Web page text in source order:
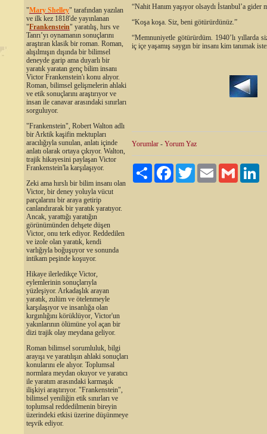
"Mary Shelley" tarafından yazılan
ve ilk kez 1818'de yayınlanan
"Frankenstein" yaratılış, hırs ve
Tanrı’yı oynamanın sonuçlarını
araştıran klasik bir roman. Roman,
alışılmışın dışında bir bilimsel
deneyde garip ama duyarlı bir
yaratık yaratan genç bilim insanı
Victor Frankenstein'ı konu alıyor.
Roman, bilimsel gelişmelerin ahlaki
ve etik sonuçlarını araştırıyor ve
insan ile canavar arasındaki sınırları
sorguluyor.
"Frankenstein", Robert Walton adlı
bir Arktik kaşifin mektupları
aracılığıyla sunulan, anlatı içinde
anlatı olarak ortaya çıkıyor. Walton,
trajik hikayesini paylaşan Victor
Frankenstein'la karşılaşıyor.
Zeki ama hırslı bir bilim insanı olan
Victor, bir deney yoluyla vücut
parçalarını bir araya getirip
canlandırarak bir yaratık yaratıyor.
Ancak, yarattığı yaratığın
görünümünden dehşete düşen
Victor, onu terk ediyor. Reddedilen
ve izole olan yaratık, kendi
varlığıyla boğuşuyor ve sonunda
intikam peşinde koşuyor.
Hikaye ilerledikçe Victor,
eylemlerinin sonuçlarıyla
yüzleşiyor. Arkadaşlık arayan
yaratık, zulüm ve ötelenmeyle
karşılaşıyor ve insanlığa olan
kırgınlığını körüklüyor, Victor'un
yakınlarının ölümüne yol açan bir
dizi trajik olay meydana geliyor.
Roman bilimsel sorumluluk, bilgi
arayışı ve yaratılışın ahlaki sonuçları
konularını ele alıyor. Toplumsal
normlara meydan okuyor ve yaratıcı
ile yaratım arasındaki karmaşık
ilişkiyi araştırıyor. "Frankenstein",
bilimsel yeniliğin etik sınırları ve
toplumsal reddedilmenin bireyin
üzerindeki etkisi üzerine düşünmeye
teşvik ediyor.
“Nahit Hanım yaşıyor olsaydı İstanbul’a gider
“Koşa koşa. Siz, beni götürürdünüz.”
“Memnuniyetle götürürdüm. 1940’lı yıllarda
iç içe yaşamış saygın bir insanı kim tanımak
Yorumlar - Yorum Yaz
Paylaş FacebookTwitter Email Gmail